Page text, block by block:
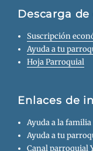
Descarga
Suscripción
Ayuda a tu
Hoja Parroquial
Enlaces de
Ayuda a la familia
Ayuda a tu
Canal parroquial